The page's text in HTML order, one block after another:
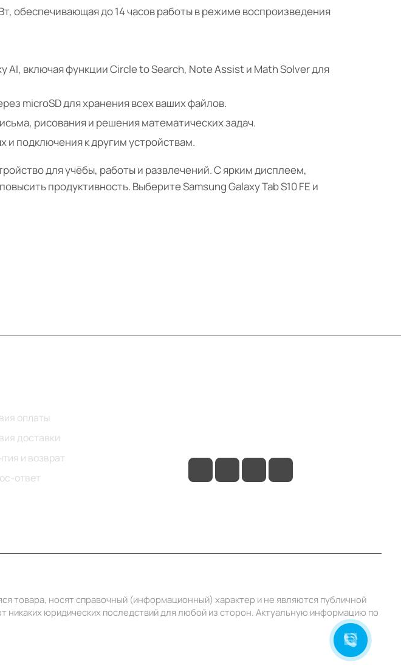
обеспечивающая до 14 часов работы в режиме воспроизведения
AI, включая функции Circle to Search, Note Assist и Math Solver для
microSD для хранения всех ваших файлов.
рисования и решения математических задач.
и подключения к другим устройствам.
для учёбы, работы и развлечений. С ярким дисплеем,
продуктивность. Выберите Samsung Galaxy Tab S10 FE и
оплаты
доставки
и возврат
ответ
товара, носят справочный (информационный) характер и не являются публичной
юридических последствий для любой из сторон. Актуальную информацию по